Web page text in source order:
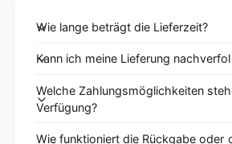
Wie lange beträgt die Lieferzeit?
Kann ich meine Lieferung
Welche Zahlungsmöglichkeiten
Verfügung?
Wie funktioniert die Rückgabe oder